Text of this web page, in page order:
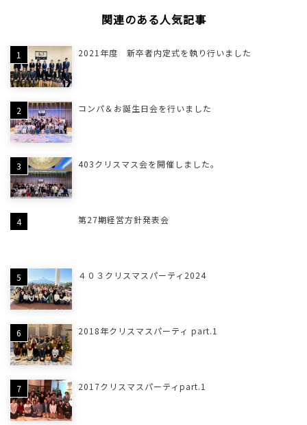
関連のある人気記事
2021年度 新卒者内定式を執り行いました
コンパ＆お誕生日会を行いました
403クリスマス会を開催しました。
第27期経営方針発表会
４０３クリスマスパーティ2024
2018年クリスマスパーティ part.1
2017クリスマスパーティpart.1